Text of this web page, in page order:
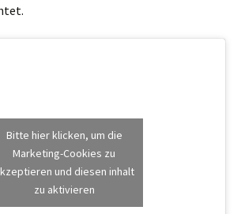
Bitte hier klicken, um die
Marketing-Cookies zu
und diesen inhalt
zu aktivieren